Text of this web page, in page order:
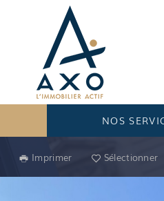
NOS
Imprimer Sélectionner